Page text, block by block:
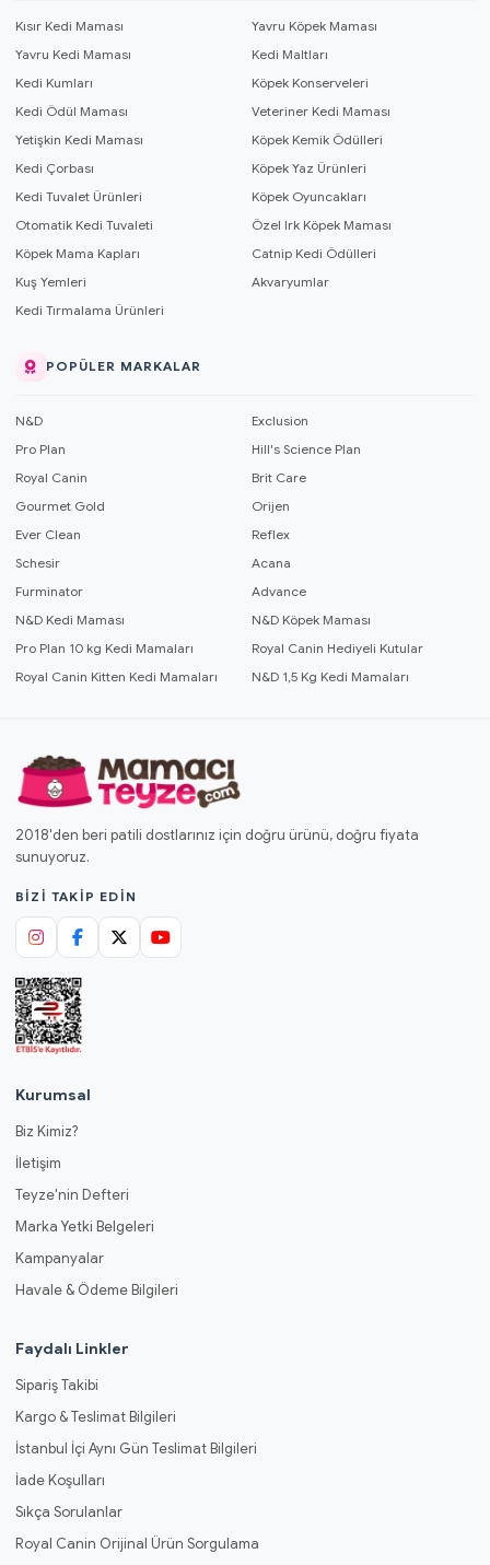
Kısır Kedi Maması
Yavru Köpek Maması
Yavru Kedi Maması
Kedi Maltları
Kedi Kumları
Köpek Konserveleri
Kedi Ödül Maması
Veteriner Kedi Maması
Yetişkin Kedi Maması
Köpek Kemik Ödülleri
Kedi Çorbası
Köpek Yaz Ürünleri
Kedi Tuvalet Ürünleri
Köpek Oyuncakları
Otomatik Kedi Tuvaleti
Özel Irk Köpek Maması
Köpek Mama Kapları
Catnip Kedi Ödülleri
Kuş Yemleri
Akvaryumlar
Kedi Tırmalama Ürünleri
POPÜLER MARKALAR
N&D
Exclusion
Pro Plan
Hill's Science Plan
Royal Canin
Brit Care
Gourmet Gold
Orijen
Ever Clean
Reflex
Schesir
Acana
Furminator
Advance
N&D Kedi Maması
N&D Köpek Maması
Pro Plan 10 kg Kedi Mamaları
Royal Canin Hediyeli Kutular
Royal Canin Kitten Kedi Mamaları
N&D 1,5 Kg Kedi Mamaları
2018'den beri patili dostlarınız için doğru ürünü, doğru fiyata
sunuyoruz.
BIZI TAKIP EDIN
Kurumsal
Biz Kimiz?
İletişim
Teyze'nin Defteri
Marka Yetki Belgeleri
Kampanyalar
Havale & Ödeme Bilgileri
Faydalı Linkler
Sipariş Takibi
Kargo & Teslimat Bilgileri
İstanbul İçi Aynı Gün Teslimat Bilgileri
İade Koşulları
Sıkça Sorulanlar
Royal Canin Orijinal Ürün Sorgulama